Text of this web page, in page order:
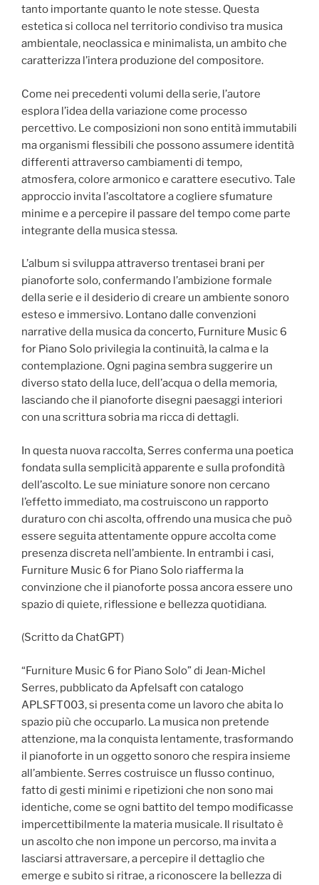
tanto importante quanto le note stesse. Questa
estetica si colloca nel territorio condiviso tra musica
ambientale, neoclassica e minimalista, un ambito che
caratterizza l’intera produzione del compositore.
Come nei precedenti volumi della serie, l’autore
esplora l’idea della variazione come processo
percettivo. Le composizioni non sono entità immutabili
ma organismi flessibili che possono assumere identità
differenti attraverso cambiamenti di tempo,
atmosfera, colore armonico e carattere esecutivo. Tale
approccio invita l’ascoltatore a cogliere sfumature
minime e a percepire il passare del tempo come parte
integrante della musica stessa.
L’album si sviluppa attraverso trentasei brani per
pianoforte solo, confermando l’ambizione formale
della serie e il desiderio di creare un ambiente sonoro
esteso e immersivo. Lontano dalle convenzioni
narrative della musica da concerto, Furniture Music 6
for Piano Solo privilegia la continuità, la calma e la
contemplazione. Ogni pagina sembra suggerire un
diverso stato della luce, dell’acqua o della memoria,
lasciando che il pianoforte disegni paesaggi interiori
con una scrittura sobria ma ricca di dettagli.
In questa nuova raccolta, Serres conferma una poetica
fondata sulla semplicità apparente e sulla profondità
dell’ascolto. Le sue miniature sonore non cercano
l’effetto immediato, ma costruiscono un rapporto
duraturo con chi ascolta, offrendo una musica che può
essere seguita attentamente oppure accolta come
presenza discreta nell’ambiente. In entrambi i casi,
Furniture Music 6 for Piano Solo riafferma la
convinzione che il pianoforte possa ancora essere uno
spazio di quiete, riflessione e bellezza quotidiana.
(Scritto da ChatGPT)
“Furniture Music 6 for Piano Solo” di Jean‑Michel
Serres, pubblicato da Apfelsaft con catalogo
APLSFT003, si presenta come un lavoro che abita lo
spazio più che occuparlo. La musica non pretende
attenzione, ma la conquista lentamente, trasformando
il pianoforte in un oggetto sonoro che respira insieme
all’ambiente. Serres costruisce un flusso continuo,
fatto di gesti minimi e ripetizioni che non sono mai
identiche, come se ogni battito del tempo modificasse
impercettibilmente la materia musicale. Il risultato è
un ascolto che non impone un percorso, ma invita a
lasciarsi attraversare, a percepire il dettaglio che
emerge e subito si ritrae, a riconoscere la bellezza di